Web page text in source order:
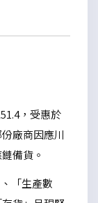
，受惠於
廠商因應川
備貨。
「生產數